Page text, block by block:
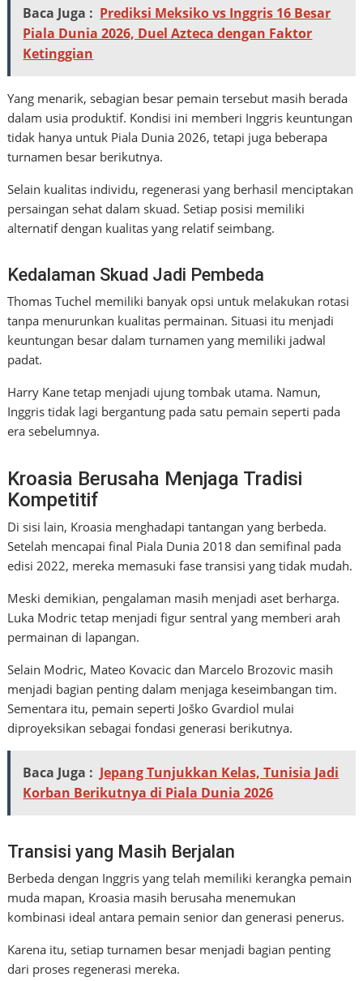
Baca Juga : Prediksi Meksiko vs Inggris 16 Besar
Piala Dunia 2026, Duel Azteca dengan Faktor
Ketinggian
Yang menarik, sebagian besar pemain tersebut masih berada
dalam usia produktif. Kondisi ini memberi Inggris keuntungan
tidak hanya untuk Piala Dunia 2026, tetapi juga beberapa
turnamen besar berikutnya.
Selain kualitas individu, regenerasi yang berhasil menciptakan
persaingan sehat dalam skuad. Setiap posisi memiliki
alternatif dengan kualitas yang relatif seimbang.
Kedalaman Skuad Jadi Pembeda
Thomas Tuchel memiliki banyak opsi untuk melakukan rotasi
tanpa menurunkan kualitas permainan. Situasi itu menjadi
keuntungan besar dalam turnamen yang memiliki jadwal
padat.
Harry Kane tetap menjadi ujung tombak utama. Namun,
Inggris tidak lagi bergantung pada satu pemain seperti pada
era sebelumnya.
Kroasia Berusaha Menjaga Tradisi
Kompetitif
Di sisi lain, Kroasia menghadapi tantangan yang berbeda.
Setelah mencapai final Piala Dunia 2018 dan semifinal pada
edisi 2022, mereka memasuki fase transisi yang tidak mudah.
Meski demikian, pengalaman masih menjadi aset berharga.
Luka Modric tetap menjadi figur sentral yang memberi arah
permainan di lapangan.
Selain Modric, Mateo Kovacic dan Marcelo Brozovic masih
menjadi bagian penting dalam menjaga keseimbangan tim.
Sementara itu, pemain seperti Joško Gvardiol mulai
diproyeksikan sebagai fondasi generasi berikutnya.
Baca Juga : Jepang Tunjukkan Kelas, Tunisia Jadi
Korban Berikutnya di Piala Dunia 2026
Transisi yang Masih Berjalan
Berbeda dengan Inggris yang telah memiliki kerangka pemain
muda mapan, Kroasia masih berusaha menemukan
kombinasi ideal antara pemain senior dan generasi penerus.
Karena itu, setiap turnamen besar menjadi bagian penting
dari proses regenerasi mereka.